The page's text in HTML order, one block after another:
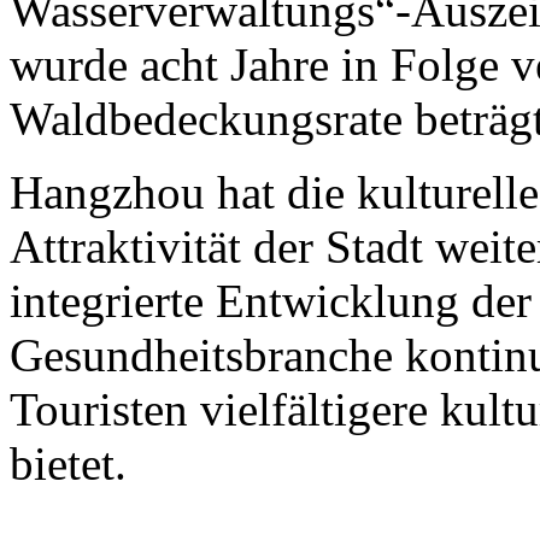
wurde acht Jahre in Folge
Waldbedeckungsrate
Hangzhou hat die
Attraktivität der Stadt
integrierte Entwicklung
Gesundheitsbranche
Touristen vielfältigere
bietet.